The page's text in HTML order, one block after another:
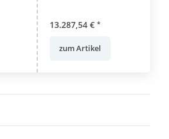
13.287,54 € *
zum Artikel